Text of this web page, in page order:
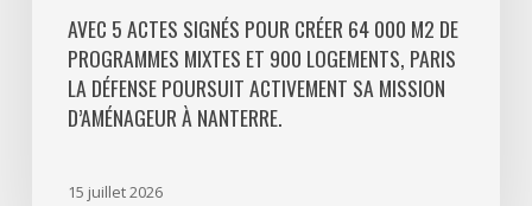
Défense
poursuit
activement
AVEC 5 ACTES SIGNÉS POUR CRÉER 64 000 M2 DE
PROGRAMMES MIXTES ET 900 LOGEMENTS, PARIS
LA DÉFENSE POURSUIT ACTIVEMENT SA MISSION
D’AMÉNAGEUR À NANTERRE.
15 juillet 2026